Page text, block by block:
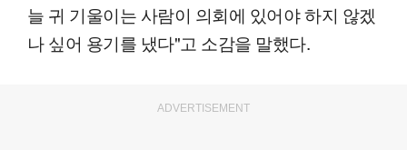
늘 귀 기울이는 사람이 의회에 있어야 하지 않겠
나 싶어 용기를 냈다"고 소감을 말했다.
ADVERTISEMENT